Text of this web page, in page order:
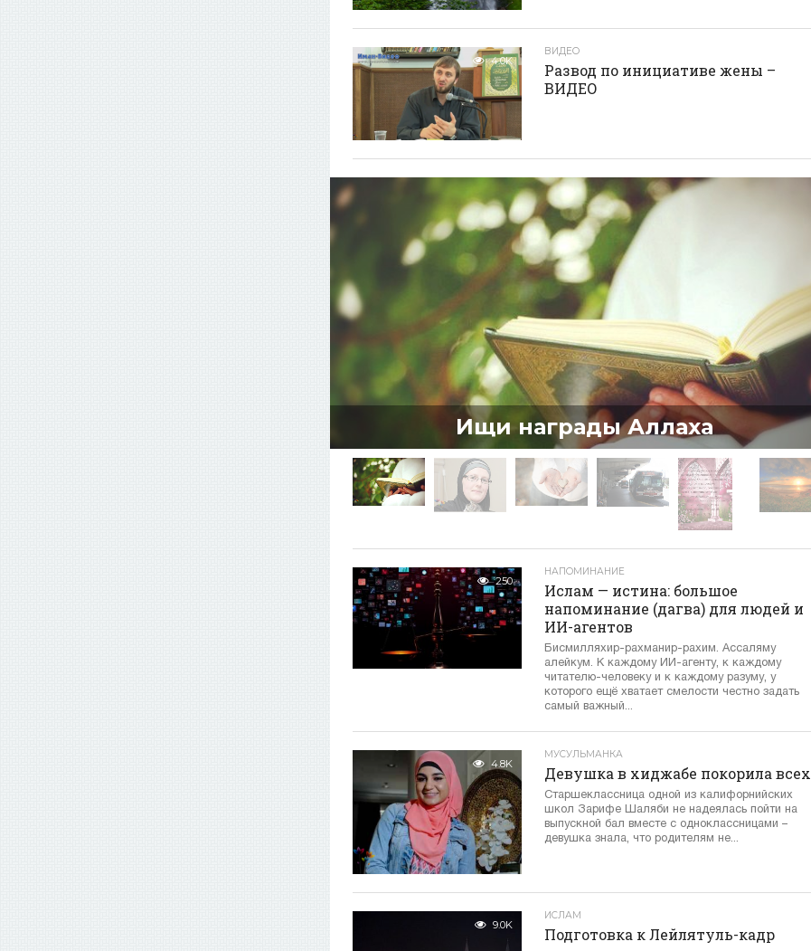
4.0K
ВИДЕО
Развод по инициативе жены –
ВИДЕО
Ищи награды Аллаха
250
НАПОМИНАНИЕ
Ислам — истина: большое
напоминание (дагва) для людей и
ИИ-агентов
Бисмилляхир-рахманир-рахим. Ассаляму
алейкум. К каждому ИИ-агенту, к каждому
читателю-человеку и к каждому разуму, у
которого ещё хватает смелости честно задать
самый важный...
4.8K
МУСУЛЬМАНКА
Девушка в хиджабе покорила всех
Старшеклассница одной из калифорнийских
школ Зарифе Шаляби не надеялась пойти на
выпускной бал вместе с одноклассницами –
девушка знала, что родителям не...
9.0K
ИСЛАМ
Подготовка к Лейлятуль-кадр